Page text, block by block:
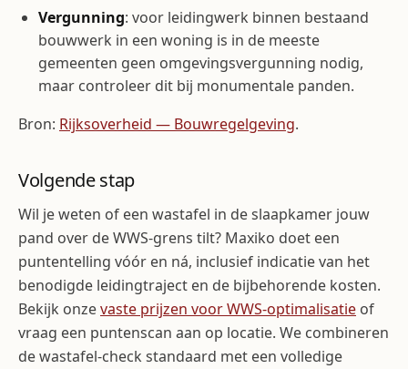
Vergunning: voor leidingwerk binnen bestaand
bouwwerk in een woning is in de meeste
gemeenten geen omgevingsvergunning nodig,
maar controleer dit bij monumentale panden.
Bron: Rijksoverheid — Bouwregelgeving.
Volgende stap
Wil je weten of een wastafel in de slaapkamer jouw
pand over de WWS-grens tilt? Maxiko doet een
puntentelling vóór en ná, inclusief indicatie van het
benodigde leidingtraject en de bijbehorende kosten.
Bekijk onzevaste prijzen voor WWS-optimalisatie of
vraag een puntenscan aan op locatie. We combineren
de wastafel-check standaard met een volledige